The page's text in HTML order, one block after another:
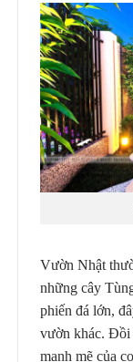
Vườn Nhật
những cây
phiến đá lớn,
vườn khác. Đồi
mạnh mẽ của